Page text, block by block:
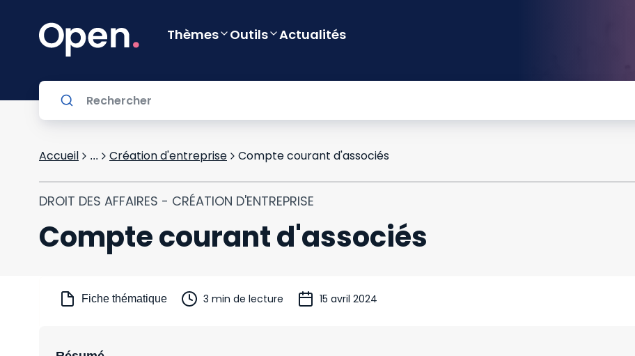
Thèmes Outils Actualités
Accueil ... Création d'entreprise Compte courant d'associés
DROIT DES AFFAIRES - CRÉATION D'ENTREPRISE
Compte courant d'associés
Fiche thématique 3 min de lecture 15 avril 2024